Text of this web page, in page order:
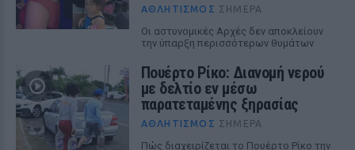
ΑΘΛΗΤΙΣΜΌΣ ΣΉΜΕΡΑ
Οι αστυνομικές Αρχές δεν αποκλείουν
την ύπαρξη περισσότερων θυμάτων
Πουέρτο Ρίκο: Διανομή νερού
με δελτίο εν μέσω
παρατεταμένης ξηρασίας
ΑΘΛΗΤΙΣΜΌΣ ΣΉΜΕΡΑ
Πώς διαχειρίζεται το Πουέρτο Ρίκο την